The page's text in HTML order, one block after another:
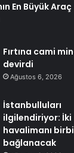
En Büyük Araç
Fırtına cami
devirdi
Ağustos 6, 2026
İstanbulluları
ilgilendiriyor: İki
havalimanı
bağlanacak